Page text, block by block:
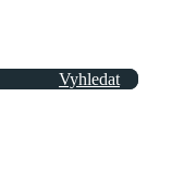
Vyhledat